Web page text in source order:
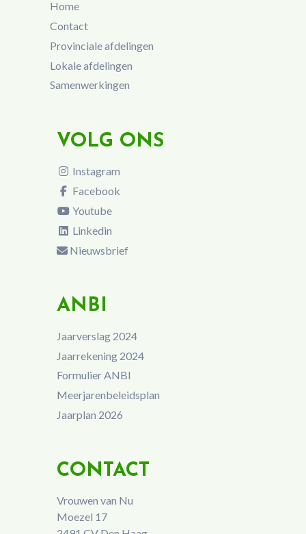
Home
Contact
Provinciale afdelingen
Lokale afdelingen
Samenwerkingen
VOLG ONS
Instagram
Facebook
Youtube
Linkedin
Nieuwsbrief
ANBI
Jaarverslag 2024
Jaarrekening 2024
Formulier ANBI
Meerjarenbeleidsplan
Jaarplan 2026
CONTACT
Vrouwen van Nu
Moezel 17